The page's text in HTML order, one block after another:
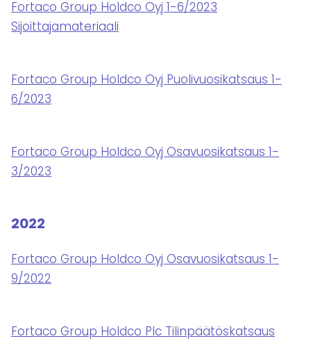
Fortaco Group Holdco Oyj 1-6/2023
Sijoittajamateriaali
Fortaco Group Holdco Oyj Puolivuosikatsaus 1-
6/2023
Fortaco Group Holdco Oyj Osavuosikatsaus 1-
3/2023
2022
Fortaco Group Holdco Oyj Osavuosikatsaus 1-
9/2022
Fortaco Group Holdco Plc Tilinpäätöskatsaus